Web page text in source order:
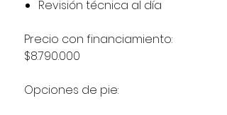
Revisión técnica al día
Precio con financiamiento:
$8.790.000
Opciones de pie: